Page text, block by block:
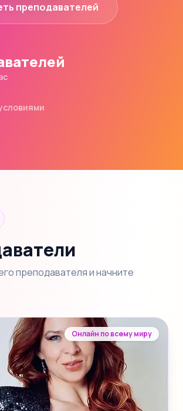
преподавателей
преподавателя и начните
Онлайн по всему миру